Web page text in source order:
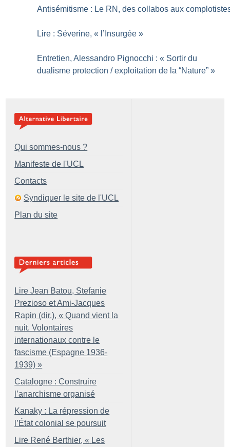
Antisémitisme : Le RN, des collabos aux
Lire : Séverine, « l’Insurgée »
Entretien, Alessandro Pignocchi : « Sortir du
dualisme protection / exploitation de la “Nature” »
Qui sommes-nous ?
Manifeste de l'UCL
Contacts
Syndiquer le site de l'UCL
Plan du site
Lire Jean Batou, Stefanie
Prezioso et Ami-Jacques
Rapin (dir.), « Quand vient la
nuit. Volontaires
internationaux contre le
fascisme (Espagne 1936-
1939) »
Catalogne : Construire
l’anarchisme organisé
Kanaky : La répression de
l’État colonial se poursuit
Lire René Berthier, « Les